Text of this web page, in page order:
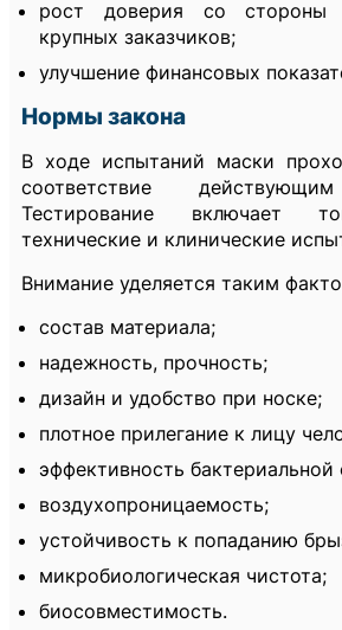
рост доверия со стороны
крупных заказчиков;
улучшение финансовых
Нормы закона
В ходе испытаний маски
соответствие
Тестирование включает
технические и клинические
Внимание уделяется таким
состав материала;
надежность, прочность;
дизайн и удобство при носке;
плотное прилегание к лицу
эффективность бактериальной
воздухопроницаемость;
устойчивость к попаданию
микробиологическая чистота;
биосовместимость.